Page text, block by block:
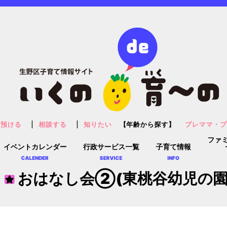
イベントカレンダー
CALENDER
行政サービス一覧
SERVICE
子育て情報
INFO
ファ
預ける 相談する 知りたい 【年齢から探す】 プレママ・
おはなし会②(東桃谷幼児の